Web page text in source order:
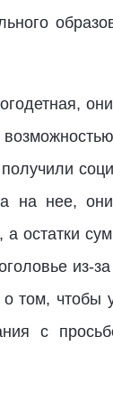
на нее,
остатки
из-
чтобы
с